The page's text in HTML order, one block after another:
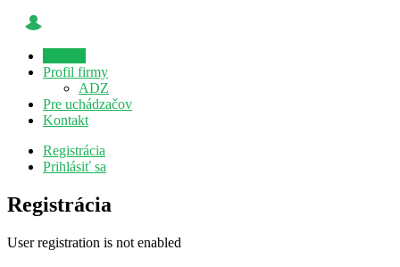
Profil firmy
ADZ
Pre uchádzačov
Kontakt
Registrácia
Prihlásiť sa
Registrácia
User registration is not enabled